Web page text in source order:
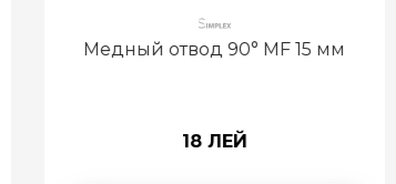
Медный отвод 90° MF 15 мм